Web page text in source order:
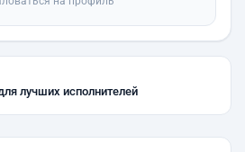
лучших исполнителей